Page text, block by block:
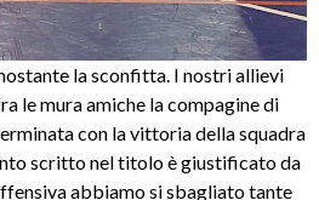
la sconfitta. I nostri allievi
le mura amiche la compagine di
con la vittoria della squadra
scritto nel titolo è giustificato da
abbiamo si sbagliato tante